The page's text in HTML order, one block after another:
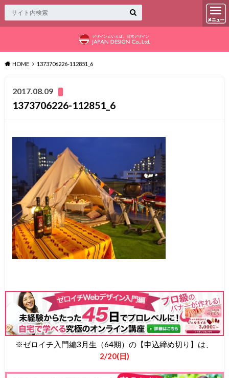
HOME 1373706226-112851_6
2017.08.09
1373706226-112851_6
※ゼロイチ入門編3月生（64期）の【申込締め切り】は、
2/20(日)